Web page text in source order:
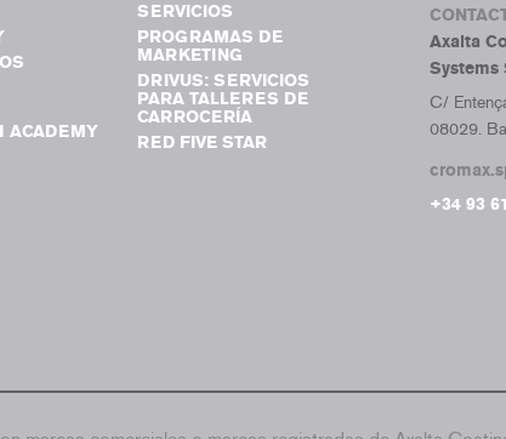
ACADEMY
SERVICIOS
PROGRAMAS DE
MARKETING
DRIVUS: SERVICIOS
PARA TALLERES DE
CARROCERÍA
RED FIVE STAR
Axalta
Systems
C/
08029.
+34 93